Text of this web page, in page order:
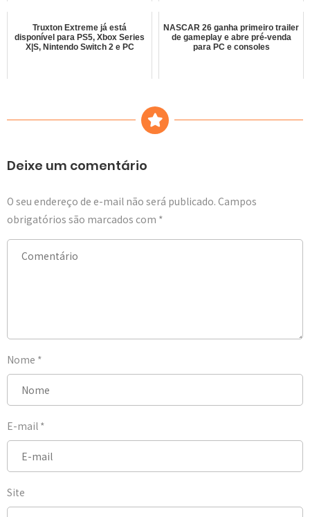
Truxton Extreme já está
disponível para PS5, Xbox Series
X|S, Nintendo Switch 2 e PC
NASCAR 26 ganha primeiro trailer
de gameplay e abre pré-venda
para PC e consoles
Deixe um comentário
O seu endereço de e-mail não será publicado. Campos
obrigatórios são marcados com *
Nome *
E-mail *
Site